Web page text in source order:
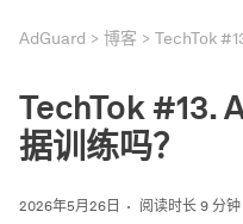
AdGuard 博客 TechTok
TechTok #13.
据训练吗？
2026年5月26日 阅读时长 9 分钟